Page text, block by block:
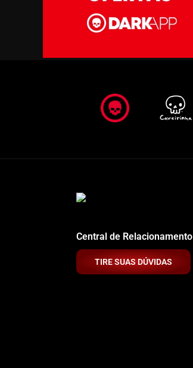
Central de Relacionamento
TIRE SUAS DÚVIDAS